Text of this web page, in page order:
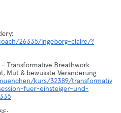
26335/ingeborg-claire/?
- Transformative Breathwork
kurs/32389/transformativ
fuer-einsteiger-und-